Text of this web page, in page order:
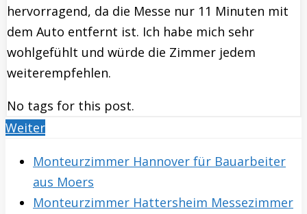
hervorragend, da die Messe nur 11 Minuten mit
dem Auto entfernt ist. Ich habe mich sehr
wohlgefühlt und würde die Zimmer jedem
weiterempfehlen.
No tags for this post.
Weiter
Monteurzimmer Hannover für Bauarbeiter
aus Moers
Monteurzimmer Hattersheim Messezimmer